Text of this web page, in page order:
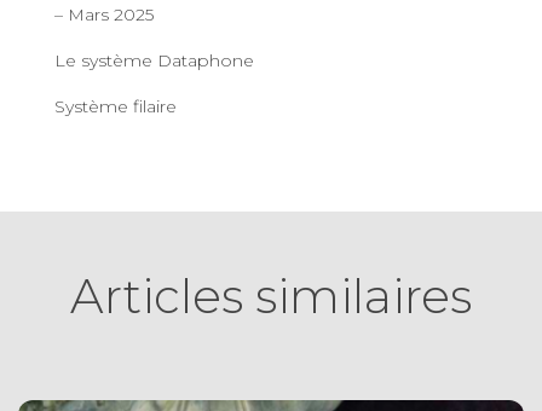
– Mars 2025
Le système Dataphone
Système filaire
Articles similaires